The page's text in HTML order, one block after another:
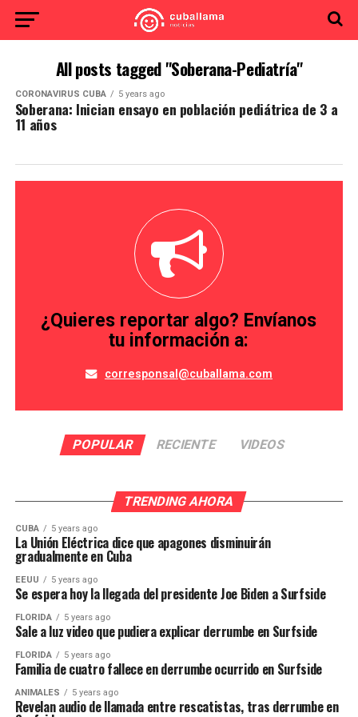
All posts tagged "Soberana-Pediatría"
CORONAVIRUS CUBA 5 years ago
Soberana: Inician ensayo en población pediátrica de 3 a
11 años
¿Quieres reportar algo? Envíanos
tu información a:
corresponsal@cuballama.com
POPULAR RECIENTE VIDEOS
TRENDING AHORA
CUBA 5 years ago
La Unión Eléctrica dice que apagones disminuirán
gradualmente en Cuba
EEUU 5 years ago
Se espera hoy la llegada del presidente Joe Biden a Surfside
FLORIDA 5 years ago
Sale a luz video que pudiera explicar derrumbe en Surfside
FLORIDA 5 years ago
Familia de cuatro fallece en derrumbe ocurrido en Surfside
ANIMALES 5 years ago
Revelan audio de llamada entre rescatistas, tras derrumbe en